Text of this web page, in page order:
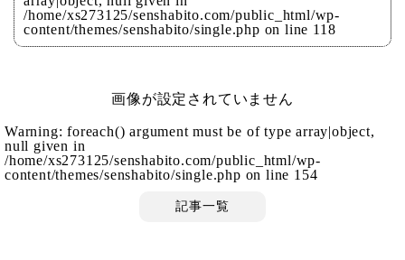
/home/xs273125/senshabito.com/public_html/wp-
content/themes/senshabito/single.php on line 118
画像が設定されていません
Warning: foreach() argument must be of type array|object,
null given in
/home/xs273125/senshabito.com/public_html/wp-
content/themes/senshabito/single.php on line 154
記事一覧